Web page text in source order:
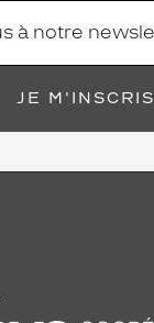
JE M'INSCRIS